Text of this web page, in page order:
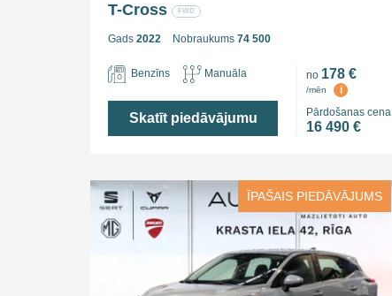
T-Cross
FWD
Gads 2022 Nobraukums 74 500
Benzīns Manuāla
Skatīt piedāvājumu
no 178 €
/mēn
i
Pārdošanas cena
16 490 €
ĪPAŠAIS PIEDĀVĀJUMS